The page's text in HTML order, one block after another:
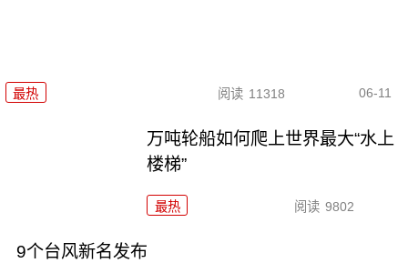
最热 阅读 11318 06-11
万吨轮船如何爬上世界最大“水上
楼梯”
最热 阅读 9802
9个台风新名发布